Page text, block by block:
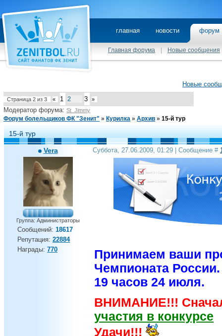
главная новости
Главная форума Новые сообщения
Новые
Страница 2 из 3 « 1 2 3 »
Модератор форума: St_Jimmy
Форум болельщиков ФК "Зенит" » Курилка » Архив » 15-й тур
15-й тур
Vera
Группа: Администраторы
Сообщений: 18617
Репутация: 22884
Награды: 770
Суббота, 27.06.2009, 01:29 | Сообщение #
Принимаем ваши
Чемпионата
19 часов 24 июля.
ВНИМАНИЕ!!!
участия в конкурсе
Удачи!!!